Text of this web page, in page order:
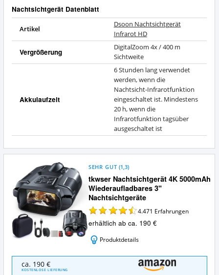
Nachtsichtgerät Datenblatt
Artikel
Dsoon Nachtsichtgerät
Infrarot HD
Vergrößerung
DigitalZoom 4x / 400 m
Sichtweite
Akkulaufzeit
6 Stunden lang verwendet
werden, wenn die
Nachtsicht-Infrarotfunktion
eingeschaltet ist. Mindestens
20 h, wenn die
Infrarotfunktion tagsüber
ausgeschaltet ist
tkwser Nachtsichtgerät 4K 5000mAh
Wiederaufladbares 3"
Nachtsichtgeräte
SEHR GUT (1,3)
4.471 Erfahrungen
erhältlich ab ca. 190 €
Produktdetails
tkwser
Nachtsichtgerät
ca. 190 €
KOSTENLOSE LIEFERUNG